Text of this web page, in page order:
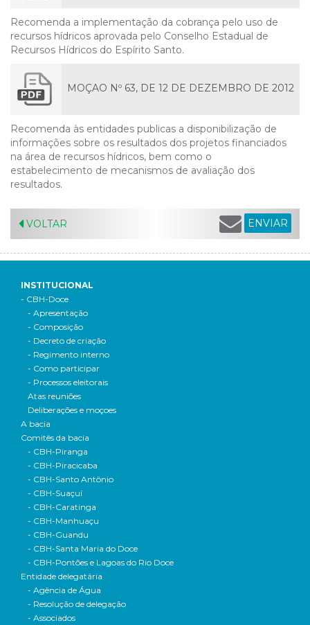
Recomenda a implementação da cobrança pelo uso de
recursos hídricos aprovada pelo Conselho Estadual de
Recursos Hídricos do Espírito Santo.
MOÇAO Nº 63, DE 12 DE DEZEMBRO DE 2012
Recomenda às entidades publicas a disponibilização de
informações sobre os resultados dos projetos financiados
na área de recursos hídricos, bem como o
estabelecimento de mecanismos de avaliação dos
resultados.
VOLTAR ENVIAR
INSTITUCIONAL
- CBH-Doce
- Apresentação
- Composição
- Decreto de criação
- Regimento interno
- Como participar
- Processos eleitorais
Atas reuniões
Deliberações e moçoes
A bacia
Comitês da bacia
- CBH-Piranga
- CBH-Piracicaba
- CBH-Santo Antônio
- CBH-Suaçuí
- CBH-Caratinga
- CBH-Manhuaçu
- CBH-Guandu
- CBH-Santa Maria do Doce
- CBH-Pontões e Lagoas do Rio Doce
Entidade delegatária
- Agência de Água
- Resolução de delegação
- Associados